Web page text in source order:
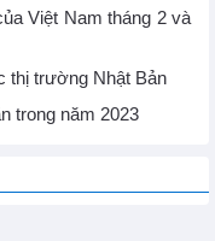
Việt Nam tháng 2 và
thị trường Nhật Bản
trong năm 2023